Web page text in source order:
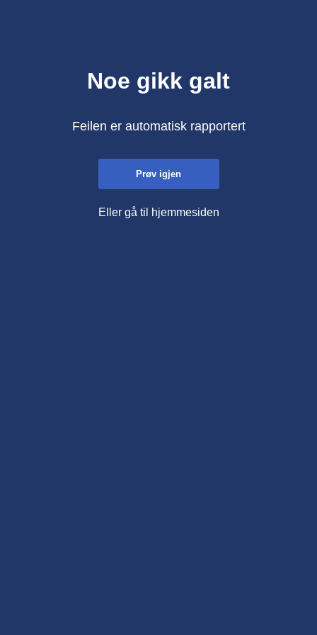
Noe gikk galt
Feilen er automatisk rapportert
Prøv igjen
Eller gå til hjemmesiden